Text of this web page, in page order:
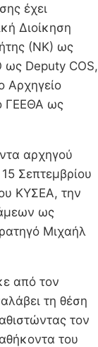
έχει
Διοίκηση
(ΝΚ) ως
ως Deputy COS,
Αρχηγείο
ΓΕΕΘΑ ως
αρχηγού
Σεπτεμβρίου
ΚΥΣΕΑ, την
ως
Μιχαήλ
από τον
τη θέση
τον
του